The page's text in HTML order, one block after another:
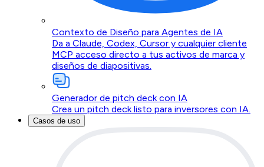
Contexto de Diseño para Agentes de IA
Da a Claude, Codex, Cursor y cualquier cliente
MCP acceso directo a tus activos de marca y
diseños de diapositivas.
Generador de pitch deck con IA
Crea un pitch deck listo para inversores con IA.
Casos de uso